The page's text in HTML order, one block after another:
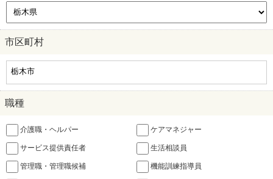
市区町村
職種
介護職・ヘルパー ケアマネジャー
サービス提供責任者 生活相談員
管理職・管理職候補 機能訓練指導員